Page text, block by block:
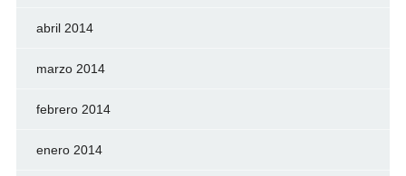
abril 2014
marzo 2014
febrero 2014
enero 2014